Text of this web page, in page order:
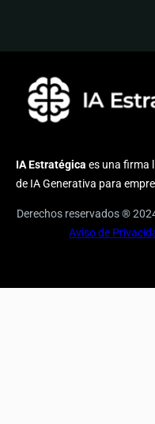
IA Estratégica es una firma
de IA Generativa para
Derechos reservados ®
Aviso de